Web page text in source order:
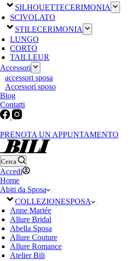
SILHOUETTECERIMONIA
SCIVOLATO
STILECERIMONIA
LUNGO
CORTO
TAILLEUR
Accessori
accessori sposa
Accessori sposo
Blog
Contatti
PRENOTA UN APPUNTAMENTO
Cerca
Accedi
Home
Abiti da Sposa
COLLEZIONESPOSA
Anne Mariée
Allure Bridal
Abella Sposa
Allure Couture
Allure Romance
Atelier Bili